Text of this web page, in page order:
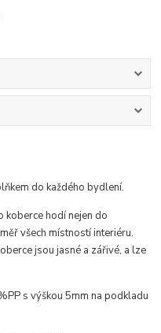
do každého bydlení.
koberce hodínejen do
všech místností interiéru.
jsou jasné a zářivé, a lze
s výškou 5mm na podkladu